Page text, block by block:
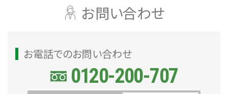
お問い合わせ
お電話でのお問い合わせ
0120-200-707